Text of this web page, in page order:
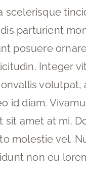
scelerisque
parturient
posuere
Integer
volutpat,
id diam.
amet at mi.
molestie vel.
non eu